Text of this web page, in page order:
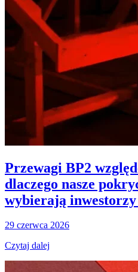
Przewagi BP2
dlaczego nasze
wybierają
29 czerwca 2026
Czytaj dalej